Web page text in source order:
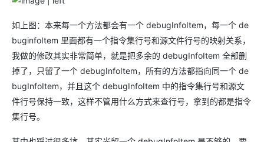
如上图：本来每一个方法都会有一个 debugInfoItem，每一个 de
buginfoItem 里面都有一个指令集行号和源文件行号的映射关系，
我做的修改其实非常简单，就是把多余的 debugInfoItem 全部删
掉了，只留了一个 debugInfoItem，所有的方法都指向同一个 de
bugInfoItem，并且这个 debugInfoItem 中的指令集行号和源文
件行号保持一致，这样不管用什么方式来查行号，拿到的都是指令
集行号。